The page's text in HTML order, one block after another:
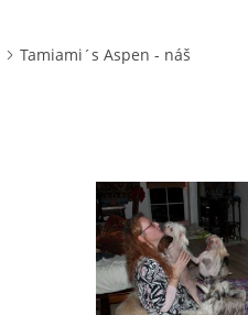
Tamiami´s Aspen - náš